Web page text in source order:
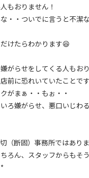
もおりません！
・・ついでに言うと不潔
けたらわかります😆
がらせをしてくる人もお
前に恐れいていたことです
がまぁ・・もぉ・・
ろ嫌がらせ、悪口いじわ
（断固）事務所ではありま
ろん、スタッフからもそ